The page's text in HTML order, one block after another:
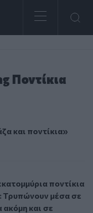
Ποντίκια
και ποντίκια»
και ποντίκια»
ποντίκια
ποντίκια
Τρυπώνουν μέσα σε
ακόμη και σε